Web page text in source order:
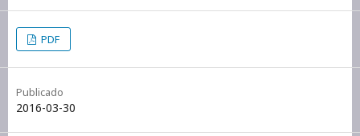
PDF
Publicado
2016-03-30